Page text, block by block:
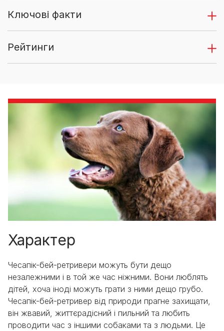
Ключові факти
Рейтинги
Характер
Чесапік-бей-ретривери можуть бути дещо
незалежними і в той же час ніжними. Вони люблять
дітей, хоча іноді можуть грати з ними дещо грубо.
Чесапік-бей-ретривер від природи прагне захищати,
він жвавий, життєрадісний і пильний та любить
проводити час з іншими собаками та з людьми. Це